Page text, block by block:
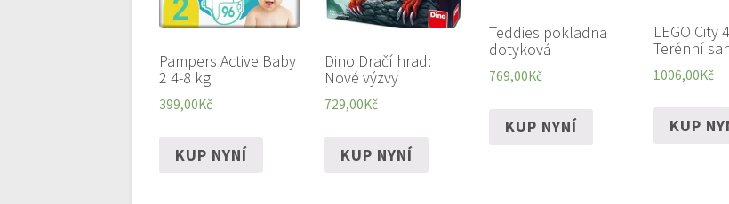
Pampers Active Baby
2 4-8 kg
399,00Kč
KUP NYNÍ
Dino Dračí hrad:
Nové výzvy
729,00Kč
KUP NYNÍ
Teddies pokladna
dotyková
769,00Kč
KUP NYNÍ
LEGO City
Terénní
1006,00Kč
KUP